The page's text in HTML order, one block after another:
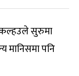
सुरुमा
मानिसमा पनि